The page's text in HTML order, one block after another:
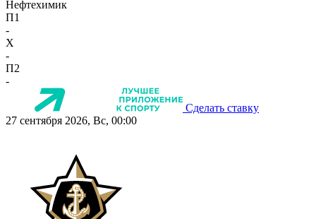
Нефтехимик
П1
-
X
-
П2
-
Сделать ставку
27 сентября 2026, Вс, 00:00